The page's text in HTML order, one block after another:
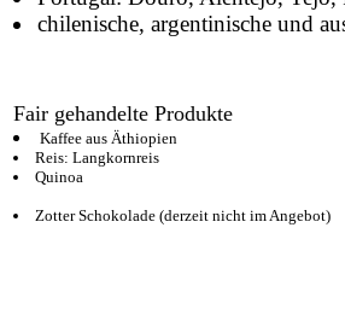
chilenische, argentinische und
Fair gehandelte Produkte
Kaffee aus Äthiopien
Reis: Langkornreis
Quinoa
Zotter Schokolade (derzeit nicht im Angebot)